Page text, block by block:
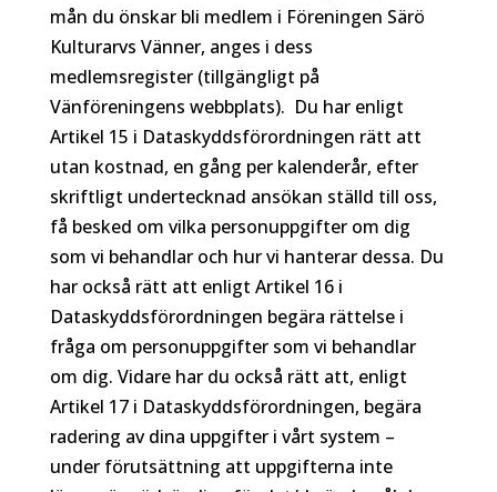
mån du önskar bli medlem i Föreningen Särö
Kulturarvs Vänner, anges i dess
medlemsregister (tillgängligt på
Vänföreningens webbplats). Du har enligt
Artikel 15 i Dataskyddsförordningen rätt att
utan kostnad, en gång per kalenderår, efter
skriftligt undertecknad ansökan ställd till oss,
få besked om vilka personuppgifter om dig
som vi behandlar och hur vi hanterar dessa. Du
har också rätt att enligt Artikel 16 i
Dataskyddsförordningen begära rättelse i
fråga om personuppgifter som vi behandlar
om dig. Vidare har du också rätt att, enligt
Artikel 17 i Dataskyddsförordningen, begära
radering av dina uppgifter i vårt system –
under förutsättning att uppgifterna inte